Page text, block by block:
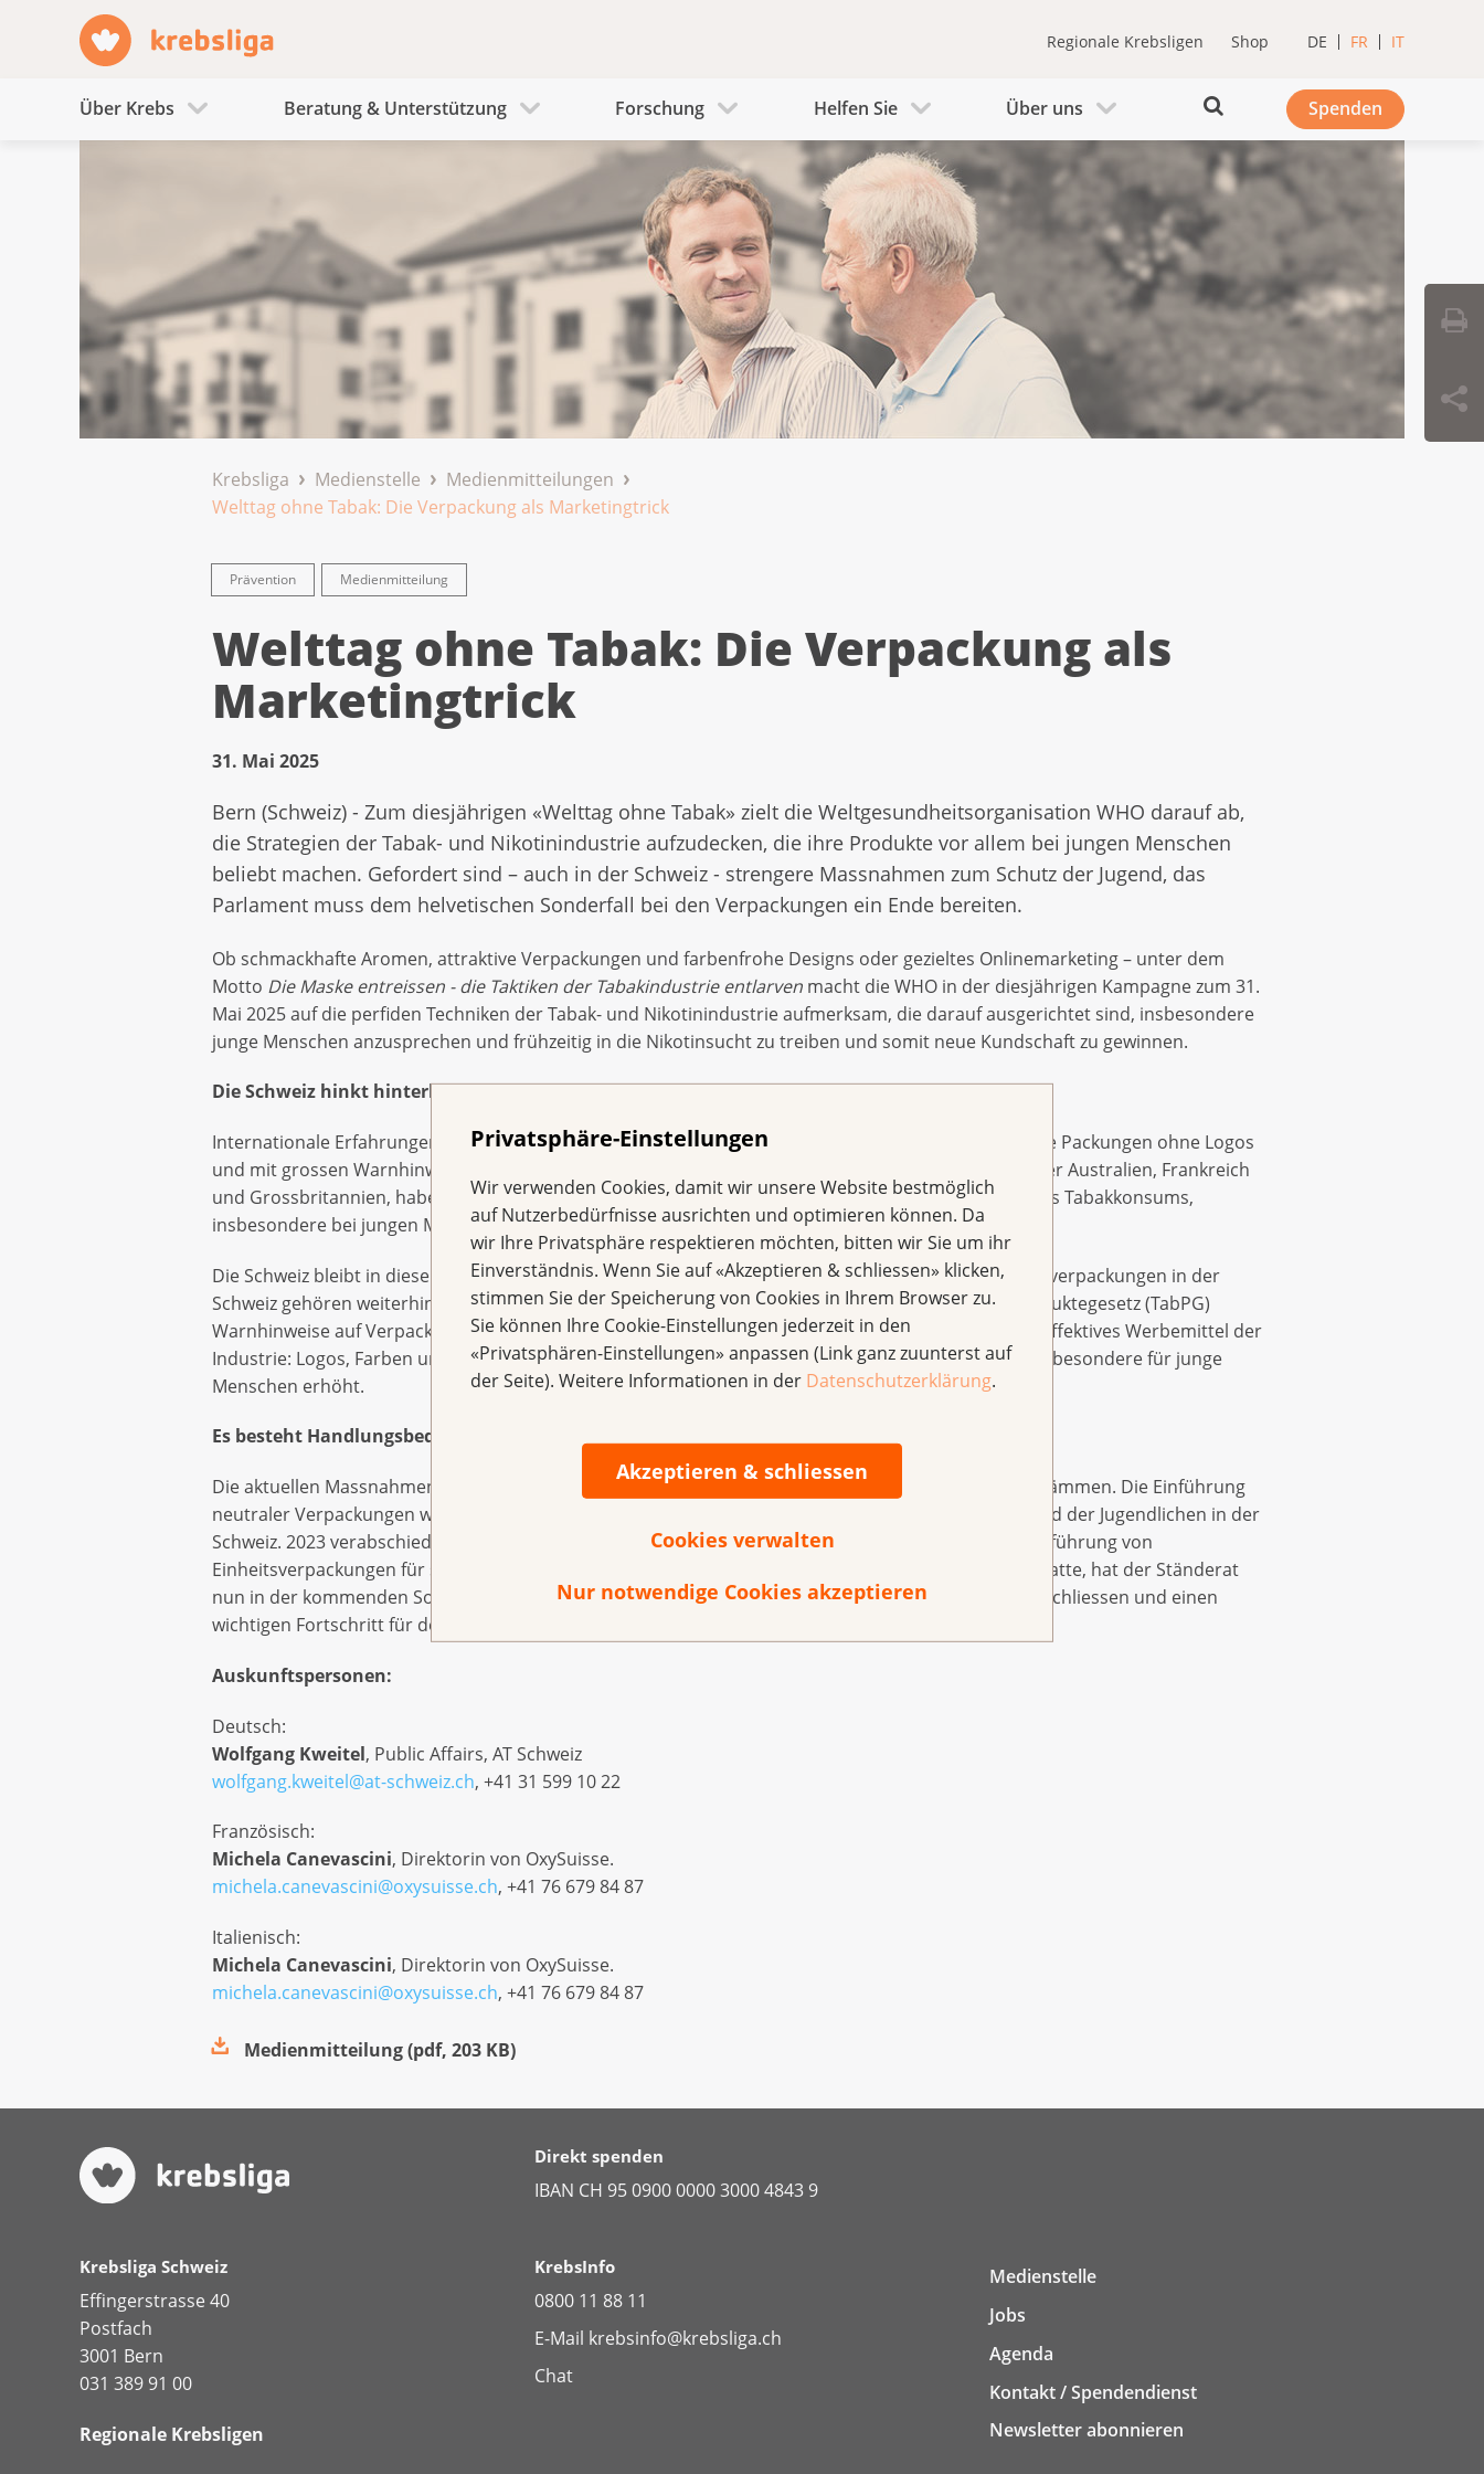
Privatsphäre-Einstellungen
Wir verwenden Cookies, damit wir unsere Website bestmöglich
auf Nutzerbedürfnisse ausrichten und optimieren können. Da
wir Ihre Privatsphäre respektieren möchten, bitten wir Sie um ihr
Einverständnis. Wenn Sie auf «Akzeptieren & schliessen» klicken,
stimmen Sie der Speicherung von Cookies in Ihrem Browser zu.
Sie können Ihre Cookie-Einstellungen jederzeit in den
«Privatsphären-Einstellungen» anpassen (Link ganz zuunterst auf
der Seite). Weitere Informationen in der Datenschutzerklärung.
Akzeptieren & schliessen
Cookies verwalten
Nur notwendige Cookies akzeptieren
Regionale Krebsligen Shop DE FR IT
Über Krebs Beratung & Unterstützung Forschung Helfen Sie Über uns Spenden
Krebsliga Medienstelle
Medienmitteilungen
Welttag ohne Tabak: Die Verpackung als Marketingtrick
Prävention Medienmitteilung
Welttag ohne Tabak: Die Verpackung als
Marketingtrick
31. Mai 2025
Bern (Schweiz) - Zum diesjährigen «Welttag ohne Tabak» zielt die Weltgesundheitsorganisation WHO darauf ab,
die Strategien der Tabak- und Nikotinindustrie aufzudecken, die ihre Produkte vor allem bei jungen Menschen
beliebt machen. Gefordert sind – auch in der Schweiz - strengere Massnahmen zum Schutz der Jugend, das
Parlament muss dem helvetischen Sonderfall bei den Verpackungen ein Ende bereiten.
Ob schmackhafte Aromen, attraktive Verpackungen und farbenfrohe Designs oder gezieltes Onlinemarketing – unter dem
Motto Die Maske entreissen - die Taktiken der Tabakindustrie entlarven macht die WHO in der diesjährigen Kampagne zum 31.
Mai 2025 auf die perfiden Techniken der Tabak- und Nikotinindustrie aufmerksam, die darauf ausgerichtet sind, insbesondere
junge Menschen anzusprechen und frühzeitig in die Nikotinsucht zu treiben und somit neue Kundschaft zu gewinnen.
Die Schweiz hinkt hinterher
Internationale Erfahrungen zeigen, dass neutrale Verpackungen – also schlichte, einheitlich gestaltete Packungen ohne Logos
und mit grossen Warnhinweisen – ein wirksames Mittel der Tabakprävention sind. 29 Länder, darunter Australien, Frankreich
und Grossbritannien, haben solche Massnahmen bereits umgesetzt und konnten einen Rückgang des Tabakkonsums,
insbesondere bei jungen Menschen, feststellen.
Die Schweiz bleibt in diesem Bereich weit hinter internationalen Standards zurück und die Zigarettenverpackungen in der
Schweiz gehören weiterhin zu den «attraktivsten» in Europa. Zwar wurden mit dem neuen Tabakproduktegesetz (TabPG)
Warnhinweise auf Verpackungen überarbeitet, doch das Design der Packungen bleibt weiterhin ein effektives Werbemittel der
Industrie: Logos, Farben und Markenelemente bleiben sichtbar, was die Attraktivität der Produkte insbesondere für junge
Menschen erhöht.
Es besteht Handlungsbedarf
Die aktuellen Massnahmen reichen nicht aus, um die Verführungstaktiken der Tabakindustrie einzudämmen. Die Einführung
neutraler Verpackungen wäre ein entscheidender Schritt zum Schutz der öffentlichen Gesundheit und der Jugendlichen in der
Schweiz. 2023 verabschiedeten die Mitglieder der Jugendsession eine Petition für die verbindliche Einführung von
Einheitsverpackungen für sämtliche Rauschmittel. Nachdem der Nationalrat die Petition abgelehnt hatte, hat der Ständerat
nun in der kommenden Sommersession die Chance, die Lücke in der helvetischen Gesetzgebung zu schliessen und einen
wichtigen Fortschritt für den Jugendschutz zu erzielen.
Auskunftspersonen:
Deutsch:
Wolfgang Kweitel, Public Affairs, AT Schweiz
wolfgang.kweitel@at-schweiz.ch, +41 31 599 10 22
Französisch:
Michela Canevascini, Direktorin von OxySuisse.
michela.canevascini@oxysuisse.ch, +41 76 679 84 87
Italienisch:
Michela Canevascini, Direktorin von OxySuisse.
michela.canevascini@oxysuisse.ch, +41 76 679 84 87
Medienmitteilung(pdf, 203 KB)
Direkt spenden
IBAN CH 95 0900 0000 3000 4843 9
Krebsliga Schweiz
Effingerstrasse 40
Postfach
3001 Bern
031 389 91 00
Regionale Krebsligen
KrebsInfo
0800 11 88 11
E-Mail krebsinfo@krebsliga.ch
Chat
Medienstelle
Jobs
Agenda
Kontakt / Spendendienst
Newsletter abonnieren